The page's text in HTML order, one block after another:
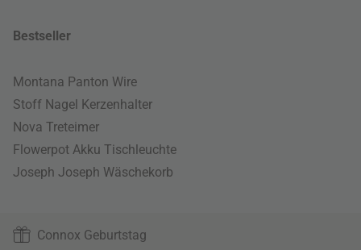
Bestseller
Montana Panton Wire
Stoff Nagel Kerzenhalter
Nova Treteimer
Flowerpot Akku Tischleuchte
Joseph Joseph Wäschekorb
Connox Geburtstag